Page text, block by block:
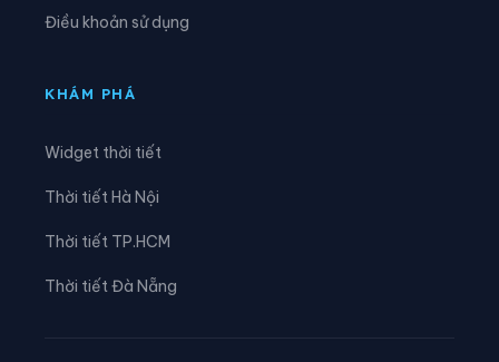
Xã Gia Vân
Điều khoản sử dụng
KHÁM PHÁ
Widget thời tiết
Thời tiết Hà Nội
Thời tiết TP.HCM
Thời tiết Đà Nẵng